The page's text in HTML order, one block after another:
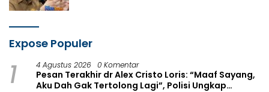
Expose Populer
1 4 Agustus 2026 0 Komentar
Pesan Terakhir dr Alex Cristo Loris: “Maaf Sayang,
Aku Dah Gak Tertolong Lagi”, Polisi Ungkap